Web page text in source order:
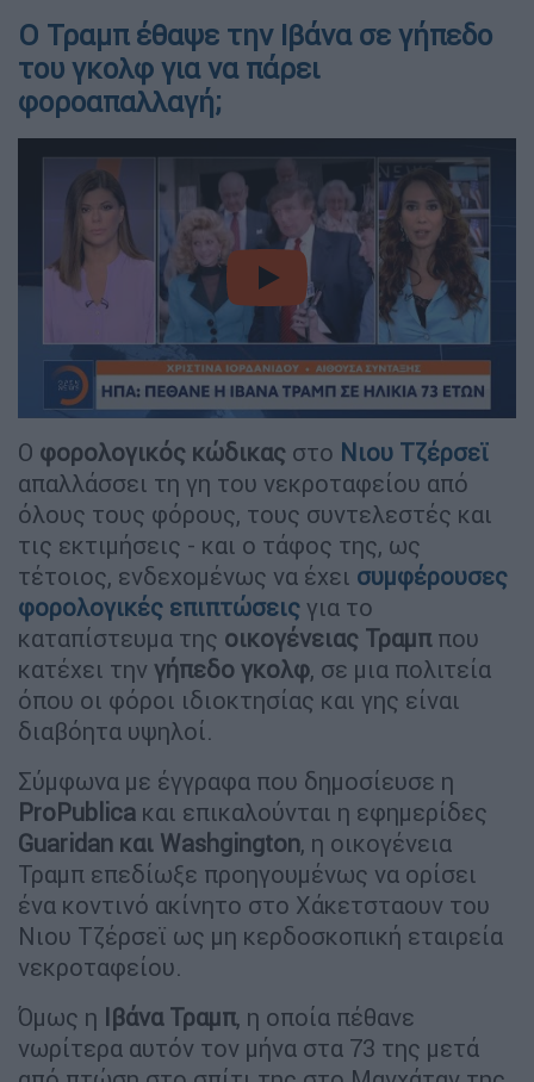
Ο Τραμπ έθαψε την Ιβάνα σε γήπεδο
του γκολφ για να πάρει
φοροαπαλλαγή;
video
Ο φορολογικός κώδικας στο Νιου Τζέρσεϊ
απαλλάσσει τη γη του νεκροταφείου από
όλους τους φόρους, τους συντελεστές και
τις εκτιμήσεις - και ο τάφος της, ως
τέτοιος, ενδεχομένως να έχει συμφέρουσες
φορολογικές επιπτώσεις για το
καταπίστευμα της οικογένειας Τραμππου
κατέχει την γήπεδο γκολφ, σε μια πολιτεία
όπου οι φόροι ιδιοκτησίας και γης είναι
διαβόητα υψηλοί.
Σύμφωνα με έγγραφα που δημοσίευσε η
ProPublica και επικαλούνται η εφημερίδες
Guaridan και Washgington, η οικογένεια
Τραμπ επεδίωξε προηγουμένως να ορίσει
ένα κοντινό ακίνητο στο Χάκετσταουν του
Νιου Τζέρσεϊ ως μη κερδοσκοπική εταιρεία
νεκροταφείου.
Όμως η Ιβάνα Τραμπ, η οποία πέθανε
νωρίτερα αυτόν τον μήνα στα 73 της μετά